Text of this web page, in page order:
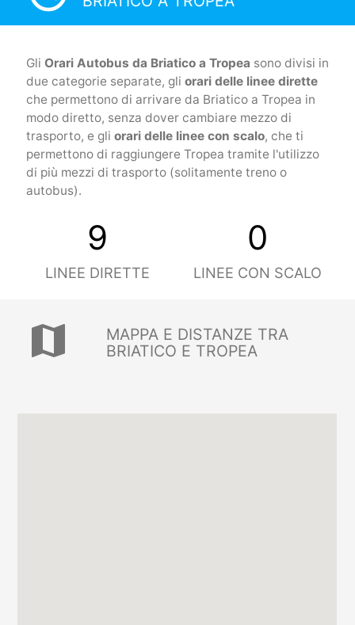
Gli Orari Autobus da Briatico a Tropea sono divisi in
due categorie separate, gli orari delle linee dirette
che permettono di arrivare da Briatico a Tropea in
modo diretto, senza dover cambiare mezzo di
trasporto, e gli orari delle linee con scalo, che ti
permettono di raggiungere Tropea tramite l'utilizzo
di più mezzi di trasporto (solitamente treno o
autobus).
9
LINEE DIRETTE
0
LINEE CON SCALO
map
MAPPA E DISTANZE TRA
BRIATICO E TROPEA